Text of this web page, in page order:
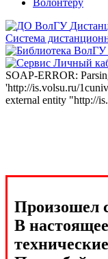
Волонтеру
Система
SOAP-ERROR:
'http://is.volsu.ru/
external entity "http://
Произошел
В